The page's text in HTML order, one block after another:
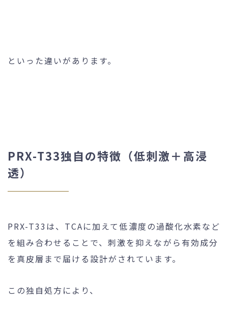
といった違いがあります。
PRX-T33独自の特徴（低刺激＋高浸
透）
PRX-T33は、TCAに加えて低濃度の過酸化水素など
を組み合わせることで、刺激を抑えながら有効成分
を真皮層まで届ける設計がされています。
この独自処方により、